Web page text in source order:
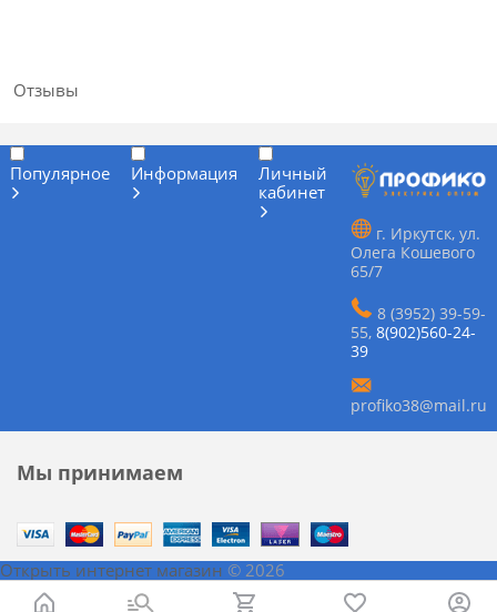
Отзывы
Популярное Информация
Личный
кабинет
г. Иркутск, ул.
Олега Кошевого
65/7
8 (3952) 39-59-
55, 8(902)560-24-
39
profiko38@mail.ru
Мы принимаем
Открыть интернет магазин © 2026